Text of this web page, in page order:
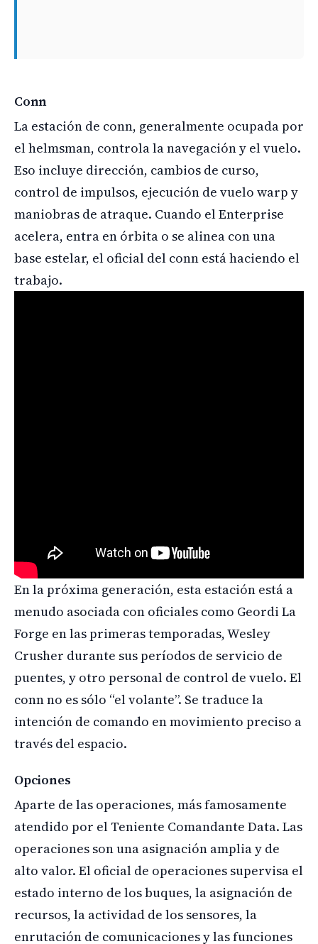
Conn
La estación de conn, generalmente ocupada por
el helmsman, controla la navegación y el vuelo.
Eso incluye dirección, cambios de curso,
control de impulsos, ejecución de vuelo warp y
maniobras de atraque. Cuando el Enterprise
acelera, entra en órbita o se alinea con una
base estelar, el oficial del conn está haciendo el
trabajo.
En la próxima generación, esta estación está a
menudo asociada con oficiales como Geordi La
Forge en las primeras temporadas, Wesley
Crusher durante sus períodos de servicio de
puentes, y otro personal de control de vuelo. El
conn no es sólo “el volante”. Se traduce la
intención de comando en movimiento preciso a
través del espacio.
Opciones
Aparte de las operaciones, más famosamente
atendido por el Teniente Comandante Data. Las
operaciones son una asignación amplia y de
alto valor. El oficial de operaciones supervisa el
estado interno de los buques, la asignación de
recursos, la actividad de los sensores, la
enrutación de comunicaciones y las funciones